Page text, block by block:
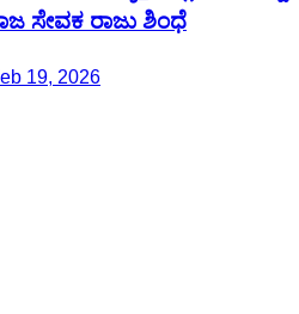
ಸೇವಕ ರಾಜು ಶಿಂಧೆ
19, 2026